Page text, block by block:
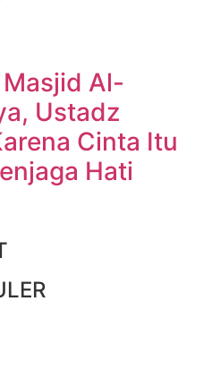
Al-
Ustadz
Cinta Itu
Hati